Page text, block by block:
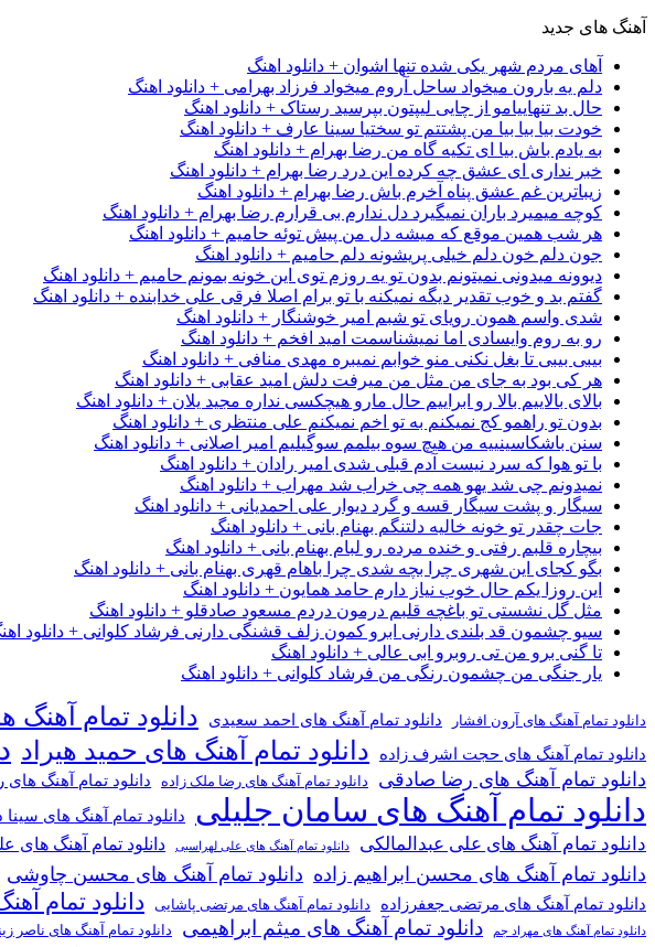
آهنگ های جدید
آهای مردم شهر یکی شده تنها اشوان + دانلود اهنگ
دلم یه بارون میخواد ساحل آروم میخواد فرزاد بهرامی + دانلود اهنگ
حال بد تنهاییامو از چایی لیپتون بپرسید رستاک + دانلود اهنگ
خودت بیا بیا بیا من پشتتم تو سختیا سینا عارف + دانلود اهنگ
به یادم باش بیا ای تکیه گاه من رضا بهرام + دانلود اهنگ
خبر نداری ای عشق چه کرده این درد رضا بهرام + دانلود اهنگ
زیباترین غم عشق پناه آخرم باش رضا بهرام + دانلود اهنگ
کوچه میمیرد باران نمیگیرد دل ندارم بی قرارم رضا بهرام + دانلود اهنگ
هر شب همین موقع که میشه دل من پیش توئه حامیم + دانلود اهنگ
جون دلم خون دلم خیلی پریشونه دلم حامیم + دانلود اهنگ
دیوونه میدونی نمیتونم بدون تو یه روزم توی این خونه بمونم حامیم + دانلود اهنگ
گفتم بد و خوب تقدیر دیگه نمیکنه با تو برام اصلا فرقی علی خدابنده + دانلود اهنگ
شدی واسم همون رویای تو شبم امیر خوشنگار + دانلود اهنگ
رو به روم وایسادی اما نمیشناسمت امید افخم + دانلود اهنگ
بیبی بیبی تا بغل نکنی منو خوابم نمیبره مهدی منافی + دانلود اهنگ
هر کی بود به جای من مثل من میرفت دلش امید عقابی + دانلود اهنگ
بالای بالاییم بالا رو ابراییم حال مارو هیچکسی نداره مجید یلان + دانلود اهنگ
بدون تو راهمو کج نمیکنم به تو اخم نمیکنم علی منتظری + دانلود اهنگ
سنن باشکاسینییه من هیچ سوه بیلمم سوگیلیم امیر اصلانی + دانلود اهنگ
با تو هوا که سرد نیست آدم قبلی شدی امیر رادان + دانلود اهنگ
نمیدونم چی شد یهو همه چی خراب شد مهراب + دانلود اهنگ
سیگار و پشت سیگار قسه و گرد دیوار علی احمدیانی + دانلود اهنگ
جات چقدر تو خونه خالیه دلتنگم بهنام بانی + دانلود اهنگ
بیچاره قلبم رفتی و خنده مرده رو لبام بهنام بانی + دانلود اهنگ
بگو کجای این شهری چرا بچه شدی چرا باهام قهری بهنام بانی + دانلود اهنگ
این روزا یکم حال خوب نیاز دارم حامد همایون + دانلود اهنگ
مثل گل نشستی تو باغچه قلبم درمون دردم مسعود صادقلو + دانلود اهنگ
سیو چشمون قد بلندی دارنی ابرو کمون زلف قشنگی دارنی فرشاد کلوانی + دانلود
تا گنی برو من تی روبرو ابی عالی + دانلود اهنگ
یار جنگی من چشمون رنگی من فرشاد کلوانی + دانلود اهنگ
دانلود تمام آهنگ های آرون افشار دانلود تمام آهنگ های احمد سعیدی دانلود تمام آهنگ
دانلود تمام آهنگ های حجت اشرف زاده دانلود تمام آهنگ های حمید هیراد
دانلود تمام آهنگ های رضا صادقی
دانلود تمام آهنگ های رضا ملک زاده دانلود تمام آهنگ های
دانلود تمام آهنگ های سامان جلیلی دانلود تمام آهنگ های
دانلود تمام آهنگ های علی عبدالمالکی دانلود تمام آهنگ های علی لهراسبی دانلود تمام آهنگ های
دانلود تمام آهنگ های محسن ابراهیم زاده دانلود تمام آهنگ های محسن چاوشی
دانلود تمام آهنگ های مرتضی جعفرزاده دانلود تمام آهنگ های مرتضی پاشایی دانلود تمام
دانلود تمام آهنگ های مهراد جم دانلود تمام آهنگ های میثم ابراهیمی دانلود تمام آهنگ های ناصر